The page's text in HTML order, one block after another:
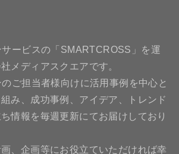
ービスの「SMARTCROSS」を運
メディアスクエアです。
ご担当者様向けに活用事例を中心と
み、成功事例、アイデア、トレンド
情報を毎週更新にてお届けしており
、企画等にお役立ていただければ幸